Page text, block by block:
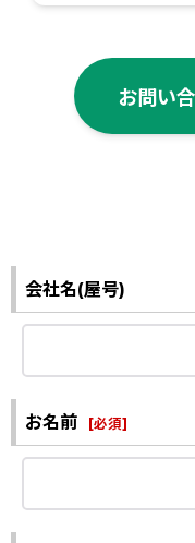
お問い
会社名(屋号)
お名前 [必須]